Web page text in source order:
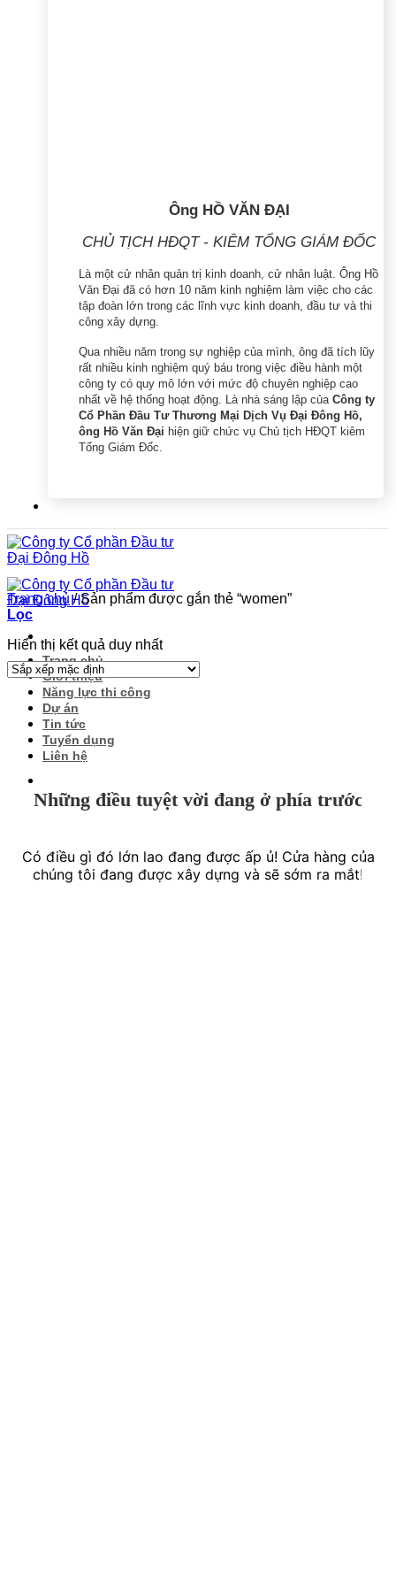
Ông HỒ VĂN ĐẠI
CHỦ TỊCH HĐQT - KIÊM TỔNG GIÁM ĐỐC
Là một cử nhân quản trị kinh doanh, cử nhân luật. Ông Hồ
Văn Đại đã có hơn 10 năm kinh nghiệm làm việc cho các
tập đoàn lớn trong các lĩnh vực kinh doanh, đầu tư và thi
công xây dựng.
Qua nhiều năm trong sự nghiệp của mình, ông đã tích lũy
rất nhiều kinh nghiệm quý báu trong việc điều hành một
công ty có quy mô lớn với mức độ chuyên nghiệp cao
nhất về hệ thống hoạt động. Là nhà sáng lập của Công ty
Cổ Phần Đầu Tư Thương Mại Dịch Vụ Đại Đông Hồ,
ông Hồ Văn Đại hiện giữ chức vụ Chủ tịch HĐQT kiêm
Tổng Giám Đốc.
Trang chủ
Giới thiệu
Năng lực thi công
Dự án
Tin tức
Tuyển dụng
Liên hệ
Trang chủ /Sản phẩm được gắn thẻ “women”
Lọc
Hiển thị kết quả duy nhất
Những điều tuyệt vời đang ở phía trước
Có điều gì đó lớn lao đang được ấp ủ! Cửa hàng của
chúng tôi đang được xây dựng và sẽ sớm ra mắt!